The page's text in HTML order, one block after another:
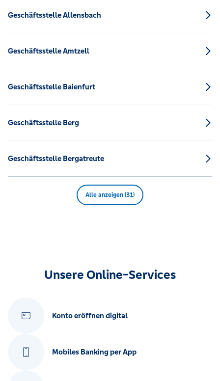
Geschäftsstelle Allensbach
Geschäftsstelle Amtzell
Geschäftsstelle Baienfurt
Geschäftsstelle Berg
Geschäftsstelle Bergatreute
Alle anzeigen (31)
Unsere Online-Services
Konto eröffnen digital
Mobiles Banking per App